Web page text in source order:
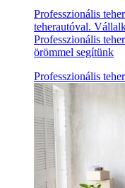
Professzionális
teherautóval.
Professzionális
örömmel segítünk
Professzionális